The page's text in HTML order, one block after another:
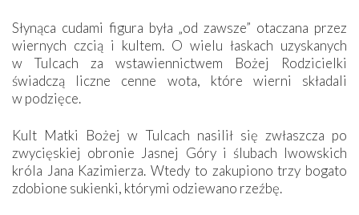
Słynąca cudami figura była „od zawsze” otaczana przez
wiernych czcią i kultem. O wielu łaskach uzyskanych
w Tulcach za wstawiennictwem Bożej Rodzicielki
świadczą liczne cenne wota, które wierni składali
w podzięce.
Kult Matki Bożej w Tulcach nasilił się zwłaszcza po
zwycięskiej obronie Jasnej Góry i ślubach lwowskich
króla Jana Kazimierza. Wtedy to zakupiono trzy bogato
zdobione sukienki, którymi odziewano rzeźbę.